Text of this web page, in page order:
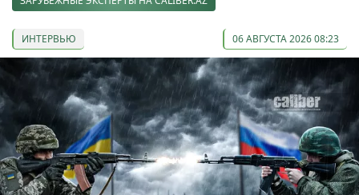
ИНТЕРВЬЮ 06 АВГУСТА 2026 08:23